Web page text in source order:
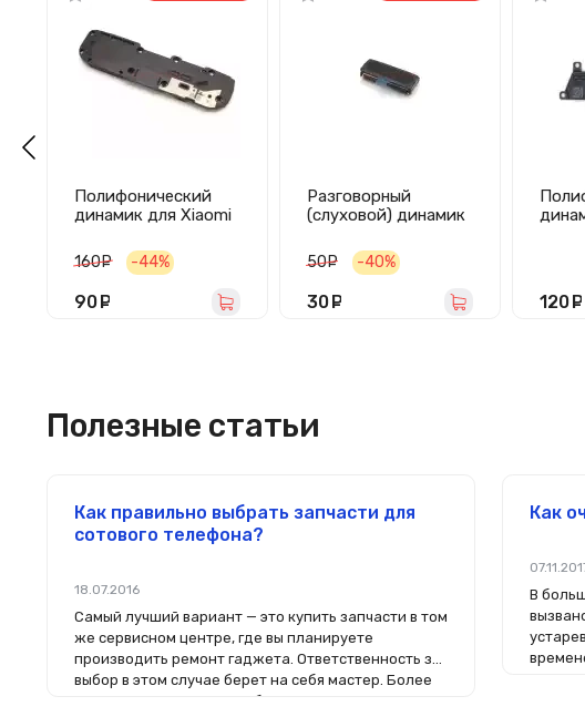
Полифонический
динамик для Xiaomi
160 руб.
-44%
90
Разговорный
(слуховой) динамик
Plus
50 руб.
-40%
30 120
Полезные статьи
Как правильно выбрать запчасти для
сотового телефона?
18.07.2016
Самый лучший вариант — это купить запчасти в том
же сервисном центре, где вы планируете
производить ремонт гаджета. Ответственность за
выбор в этом случае берет на себя мастер. Более
того, на комплектующие будет распространяться
Как
В